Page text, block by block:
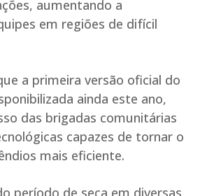
aumentando a
em regiões de difícil
a primeira versão oficial do
ainda este ano,
das brigadas comunitárias
capazes de tornar o
mais eficiente.